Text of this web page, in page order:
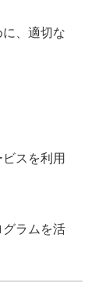
、適切な
スを利用
ラムを活